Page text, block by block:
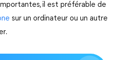
il est préférable de
sur un ordinateur ou un autre